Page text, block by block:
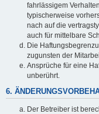
fahrlässigem
typischerweise
nach auf die
auch für mittelbare
Die
zugunsten der
Ansprüche für eine
unberührt.
6.
Der Betreiber ist